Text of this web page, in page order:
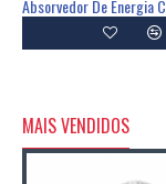
MAIS VENDIDOS